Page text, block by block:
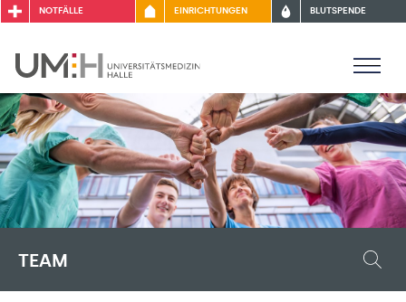
NOTFÄLLE EINRICHTUNGEN BLUTSPENDE
TEAM